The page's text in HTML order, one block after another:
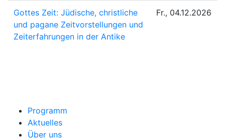
Gottes Zeit: Jüdische, christliche
und pagane Zeitvorstellungen und
Zeiterfahrungen in der Antike
Fr., 04.12.2026
Programm
Aktuelles
Über uns